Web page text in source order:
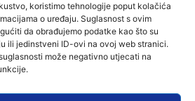
koristimo tehnologije poput kolačića
o uređaju. Suglasnost s ovim
da obrađujemo podatke kao što su
ili jedinstveni ID-ovi na ovoj web stranici.
može negativno utjecati na
Tokić - 6 kolovoza, 2026
vodovoda i
najavljuju smanjenje
u vodovodnoj mreži